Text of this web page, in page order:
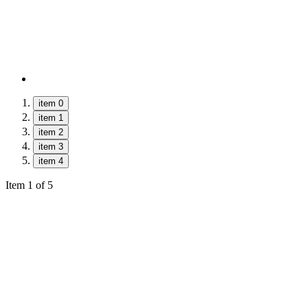
item 0
item 1
item 2
item 3
item 4
Item 1 of 5